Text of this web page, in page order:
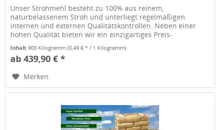
Unser Strohmehl besteht zu 100% aus reinem,
naturbelassenem Stroh und unterliegt regelmäßigen
internen und externen Qualitätskontrollen. Neben einer
hohen Qualität bieten wir ein einzigartiges Preis-
Leistungsverhältnis. Unser Strohmehl...
Inhalt900 Kilogramm(0,49 € * / 1 Kilogramm)
ab 439,90 € *
Merken